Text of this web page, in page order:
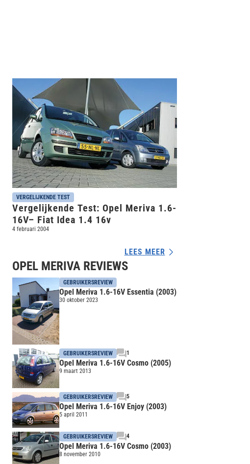
VERGELIJKENDE TEST
Vergelijkende Test: Opel Meriva 1.6-
16V– Fiat Idea 1.4 16v
4 februari 2004
LEES MEER
OPEL MERIVA REVIEWS
GEBRUIKERSREVIEW
Opel Meriva 1.6-16V Essentia (2003)
30 oktober 2023
GEBRUIKERSREVIEW 1
Opel Meriva 1.6-16V Cosmo (2005)
9 maart 2013
GEBRUIKERSREVIEW 5
Opel Meriva 1.6-16V Enjoy (2003)
5 april 2011
GEBRUIKERSREVIEW 4
Opel Meriva 1.6-16V Cosmo (2003)
8 november 2010